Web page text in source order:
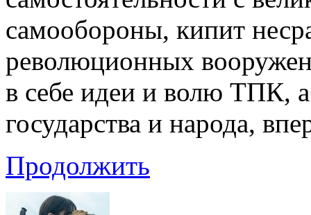
самообороны, кипит
революционных
в себе идеи и волю ТПК,
государства и народа,
Продолжить